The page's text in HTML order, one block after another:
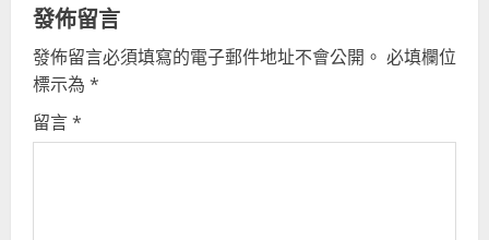
u
e
R
發佈留言
發佈留言必須填寫的電子郵件地址不會公開。 必填欄位
標示為 *
留言*